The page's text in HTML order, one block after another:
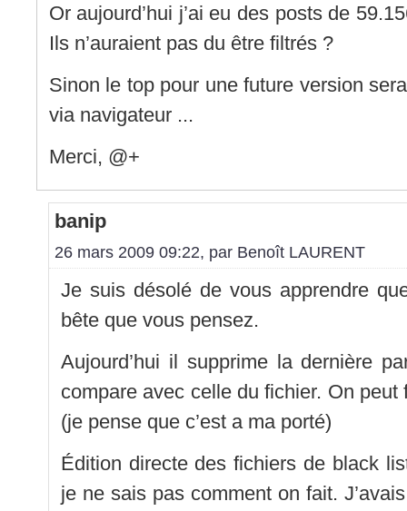
Or aujourd’hui j’ai eu des posts de
Ils n’auraient pas du être filtrés ?
Sinon le top pour une future version
via navigateur ...
Merci, @+
banip
26 mars 2009 09:22, par Benoît LAURENT
Je suis désolé de vous apprendre
bête que vous pensez.
Aujourd’hui il supprime la dernière
compare avec celle du fichier. On peut
(je pense que c’est a ma porté)
Édition directe des fichiers de black
je ne sais pas comment on fait.